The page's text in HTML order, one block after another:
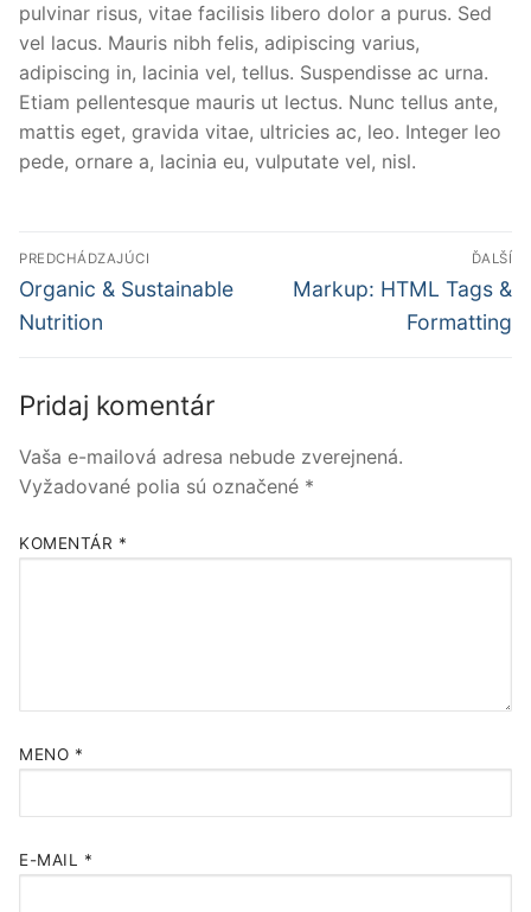
pulvinar risus, vitae facilisis libero dolor a purus. Sed
vel lacus. Mauris nibh felis, adipiscing varius,
adipiscing in, lacinia vel, tellus. Suspendisse ac urna.
Etiam pellentesque mauris ut lectus. Nunc tellus ante,
mattis eget, gravida vitae, ultricies ac, leo. Integer leo
pede, ornare a, lacinia eu, vulputate vel, nisl.
Navigácia
v
článku
PREDCHÁDZAJÚCI
Predchádzajúci
článok:
Organic & Sustainable
Nutrition
ĎALŠÍ
Ďalší
Markup: HTML Tags &
Formatting
Pridaj komentár
Vaša e-mailová adresa nebude zverejnená.
Vyžadované polia sú označené *
KOMENTÁR *
MENO *
E-MAIL *